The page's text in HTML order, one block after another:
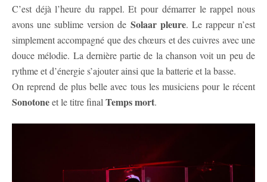
C’est déjà l’heure du rappel. Et pour démarrer le rappel nous
avons une sublime version de Solaar pleure. Le rappeur n’est
simplement accompagné que des chœurs et des cuivres avec une
douce mélodie. La dernière partie de la chanson voit un peu de
rythme et d’énergie s’ajouter ainsi que la batterie et la basse.
On reprend de plus belle avec tous les musiciens pour le récent
Sonotoneet le titre finalTemps mort.